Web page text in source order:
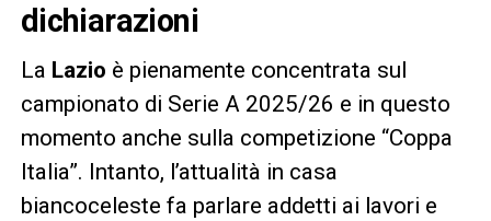
dichiarazioni
La Lazio è pienamente concentrata sul
campionato di Serie A 2025/26 e in questo
momento anche sulla competizione “Coppa
Italia”. Intanto, l’attualità in casa
biancoceleste fa parlare addetti ai lavori e